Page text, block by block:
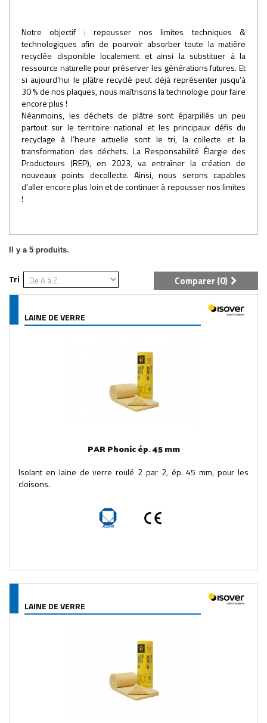
Notre objectif : repousser nos limites techniques &
technologiques afin de pourvoir absorber toute la matière
recyclée disponible localement et ainsi la substituer à la
ressource naturelle pour préserver les générations futures. Et
si aujourd’hui le plâtre recyclé peut déjà représenter jusqu’à
30 % de nos plaques, nous maîtrisons la technologie pour faire
encore plus !
Néanmoins, les déchets de plâtre sont éparpillés un peu
partout sur le territoire national et les principaux défis du
recyclage à l’heure actuelle sont le tri, la collecte et la
transformation des déchets. La Responsabilité Élargie des
Producteurs (REP), en 2023, va entraîner la création de
nouveaux points decollecte. Ainsi, nous serons capables
d’aller encore plus loin et de continuer à repousser nos limites
!
Il y a 5 produits.
Tri Comparer (0)
LAINE DE VERRE
PAR Phonic ép. 45 mm
Isolant en laine de verre roulé 2 par 2, ép. 45 mm, pour les
cloisons.
LAINE DE VERRE